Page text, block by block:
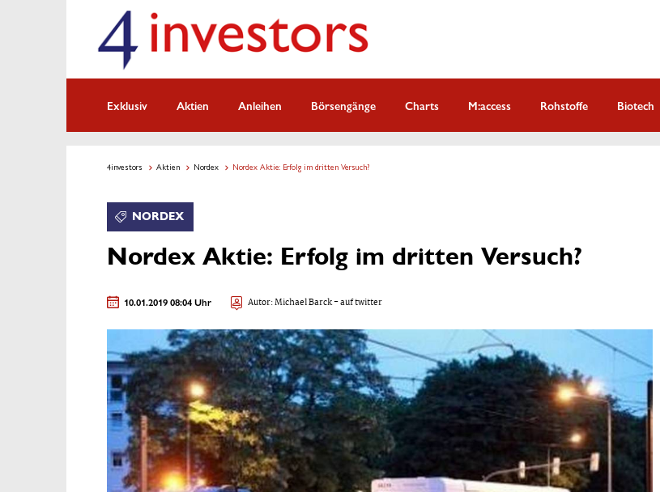
Exklusiv Aktien Anleihen Börsengänge Charts M:access Rohstoffe Biotech
4investors Aktien Nordex Nordex Aktie: Erfolg im dritten Versuch?
NORDEX
Nordex Aktie: Erfolg im dritten Versuch?
10.01.2019 08:04 Uhr Autor:Michael Barck- auf twitter